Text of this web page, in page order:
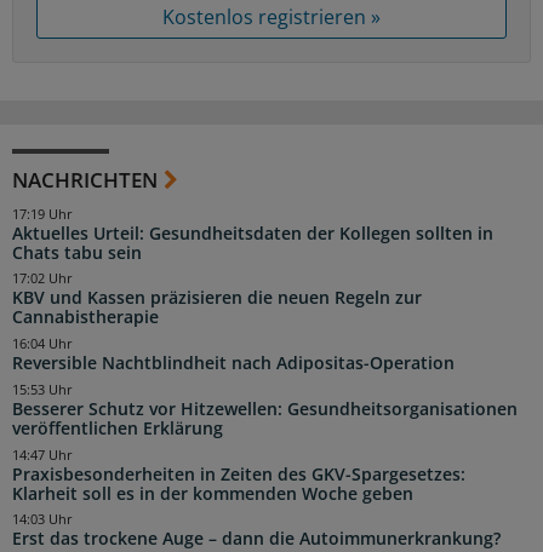
Kostenlos registrieren »
NACHRICHTEN
Aktuelles Urteil: Gesundheitsdaten der Kollegen sollten in
Chats tabu sein
17:19 Uhr
KBV und Kassen präzisieren die neuen Regeln zur
Cannabistherapie
17:02 Uhr
Reversible Nachtblindheit nach Adipositas-Operation
16:04 Uhr
Besserer Schutz vor Hitzewellen: Gesundheitsorganisationen
veröffentlichen Erklärung
15:53 Uhr
Praxisbesonderheiten in Zeiten des GKV-Spargesetzes:
Klarheit soll es in der kommenden Woche geben
14:47 Uhr
Erst das trockene Auge – dann die Autoimmunerkrankung?
14:03 Uhr